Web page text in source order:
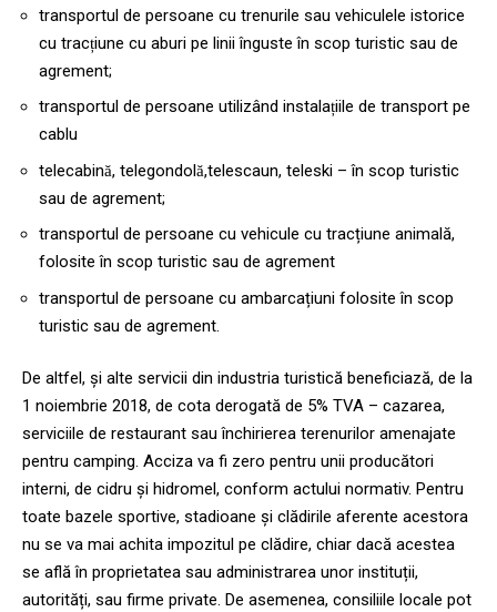
transportul de persoane cu trenurile sau vehiculele istorice
cu tracțiune cu aburi pe linii înguste în scop turistic sau de
agrement;
transportul de persoane utilizând instalațiile de transport pe
cablu
telecabină, telegondolă,telescaun, teleski – în scop turistic
sau de agrement;
transportul de persoane cu vehicule cu tracțiune animală,
folosite în scop turistic sau de agrement
transportul de persoane cu ambarcațiuni folosite în scop
turistic sau de agrement.
De altfel, și alte servicii din industria turistică beneficiază, de la
1 noiembrie 2018, de cota derogată de 5% TVA – cazarea,
serviciile de restaurant sau închirierea terenurilor amenajate
pentru camping. Acciza va fi zero pentru unii producători
interni, de cidru și hidromel, conform actului normativ. Pentru
toate bazele sportive, stadioane și clădirile aferente acestora
nu se va mai achita impozitul pe clădire, chiar dacă acestea
se află în proprietatea sau administrarea unor instituții,
autorități, sau firme private. De asemenea, consiliile locale pot